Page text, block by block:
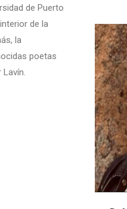
de Puerto
de la
la
poetas
Lavín.